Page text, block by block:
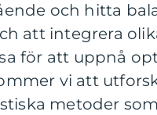
och hitta
att integrera
för att uppnå
vi att
metoder